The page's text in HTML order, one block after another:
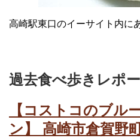
高崎駅東口のイーサイト内に
過去食べ歩きレポ
【コストコのブル
ン】 高崎市倉賀野